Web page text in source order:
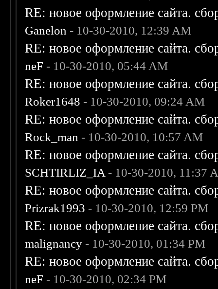
RE: новое оформление сайта.
Ganelon - 10-30-2010, 12:39 AM
RE: новое оформление сайта.
neF - 10-30-2010, 05:44 AM
RE: новое оформление сайта.
Roker1648 - 10-30-2010, 09:24 AM
RE: новое оформление сайта.
Rock_man - 10-30-2010, 10:57 AM
RE: новое оформление сайта.
SCHTIRLIZ_IA - 10-30-2010, 11:37
RE: новое оформление сайта.
Prizrak1993 - 10-30-2010, 12:59 PM
RE: новое оформление сайта.
malignancy - 10-30-2010, 01:34 PM
RE: новое оформление сайта.
neF - 10-30-2010, 02:34 PM